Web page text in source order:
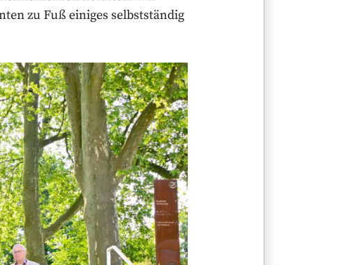
zu Fuß einiges selbstständig